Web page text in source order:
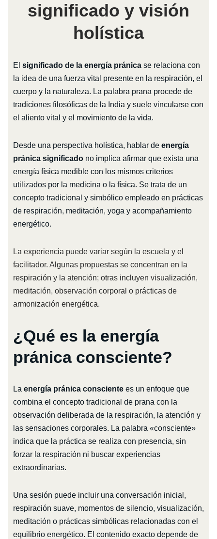
significado y visión
holística
El significado de la energía pránicase relaciona con
la idea de una fuerza vital presente en la respiración, el
cuerpo y la naturaleza. La palabra prana procede de
tradiciones filosóficas de la India y suele vincularse con
el aliento vital y el movimiento de la vida.
Desde una perspectiva holística, hablar de energía
pránica significadono implica afirmar que exista una
energía física medible con los mismos criterios
utilizados por la medicina o la física. Se trata de un
concepto tradicional y simbólico empleado en prácticas
de respiración, meditación, yoga y acompañamiento
energético.
La experiencia puede variar según la escuela y el
facilitador. Algunas propuestas se concentran en la
respiración y la atención; otras incluyen visualización,
meditación, observación corporal o prácticas de
armonización energética.
¿Qué es la energía
pránica consciente?
La energía pránica conscientees un enfoque que
combina el concepto tradicional de prana con la
observación deliberada de la respiración, la atención y
las sensaciones corporales. La palabra «consciente»
indica que la práctica se realiza con presencia, sin
forzar la respiración ni buscar experiencias
extraordinarias.
Una sesión puede incluir una conversación inicial,
respiración suave, momentos de silencio, visualización,
meditación o prácticas simbólicas relacionadas con el
equilibrio energético. El contenido exacto depende de